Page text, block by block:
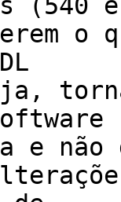
(540 e
o
não